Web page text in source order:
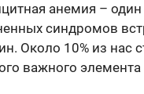
анемия –
синдромов
Около 10% из нас
важного